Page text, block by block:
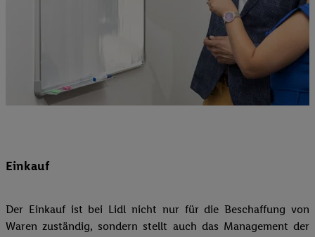
Einkauf
Der Einkauf ist bei Lidl nicht nur für die Beschaffung von
Waren zuständig, sondern stellt auch das Management der